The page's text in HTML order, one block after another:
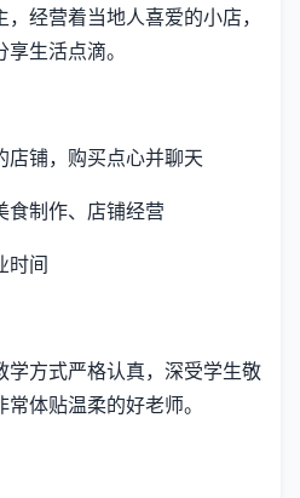
经营着当地人喜爱的小店，
生活点滴。
店铺，购买点心并聊天
食制作、店铺经营
时间
学方式严格认真，深受学生敬
体贴温柔的好老师。